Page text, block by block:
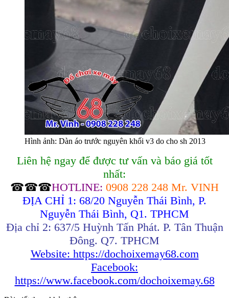
Hình ảnh: Dàn áo trước nguyên khối v3 do cho sh 2013
Liên hệ ngay để được tư vấn và báo giá tốt
nhất:
☎☎☎HOTLINE: 0908 228 248 Mr. VINH
ĐỊA CHỈ 1: 68/20 Nguyễn Thái Bình, P.
Nguyễn Thái Bình, Q1. TPHCM
Địa chỉ 2: 637/5 Huỳnh Tấn Phát. P. Tân Thuận
Đông. Q7. TPHCM
Website: https://dochoixemay68.com
Facebook:
https://www.facebook.com/dochoixemay.68